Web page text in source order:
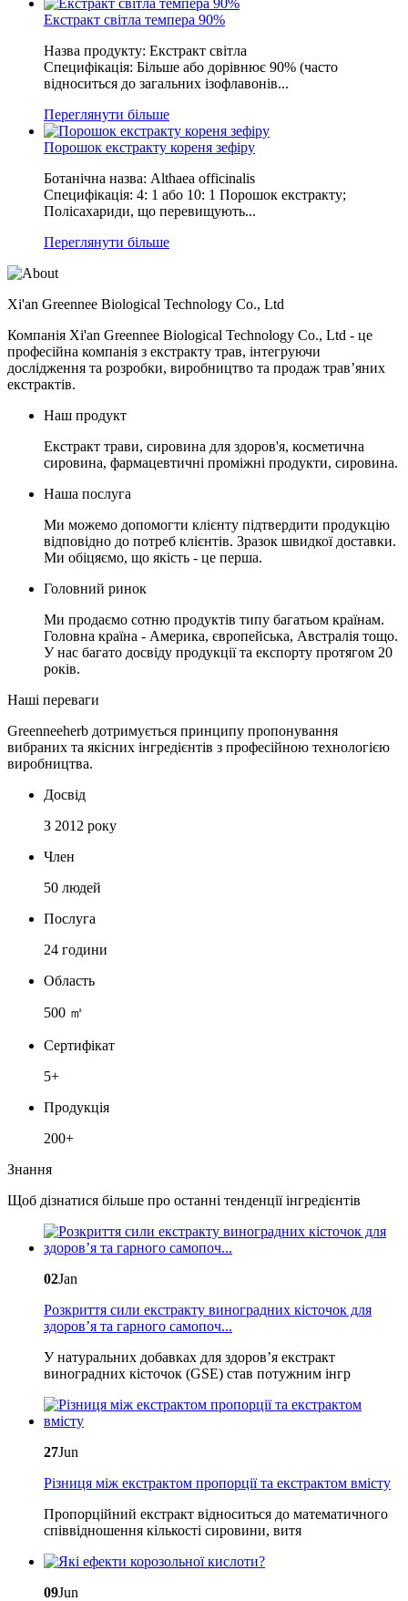
Екстракт світла темпера 90%
Назва продукту: Екстракт світла
Специфікація: Більше або дорівнює 90% (часто
відноситься до загальних ізофлавонів...
Переглянути більше
Порошок екстракту кореня зефіру
Ботанічна назва: Althaea officinalis
Специфікація: 4: 1 або 10: 1 Порошок екстракту;
Полісахариди, що перевищують...
Переглянути більше
Xi'an Greennee Biological Technology Co., Ltd
Компанія Xi'an Greennee Biological Technology Co., Ltd - це
професійна компанія з екстракту трав, інтегруючи
дослідження та розробки, виробництво та продаж трав’яних
екстрактів.
Наш продукт
Екстракт трави, сировина для здоров'я, косметична
сировина, фармацевтичні проміжні продукти, сировина.
Наша послуга
Ми можемо допомогти клієнту підтвердити продукцію
відповідно до потреб клієнтів. Зразок швидкої доставки.
Ми обіцяємо, що якість - це перша.
Головний ринок
Ми продаємо сотню продуктів типу багатьом країнам.
Головна країна - Америка, європейська, Австралія тощо.
У нас багато досвіду продукції та експорту протягом 20
років.
Наші переваги
Greenneeherb дотримується принципу пропонування
вибраних та якісних інгредієнтів з професійною технологією
виробництва.
Досвід
З 2012 року
Член
50 людей
Послуга
24 години
Область
500 ㎡
Сертифікат
5+
Продукція
200+
Знання
Щоб дізнатися більше про останні тенденції інгредієнтів
02Jan
Розкриття сили екстракту виноградних кісточок для
здоров’я та гарного самопоч...
У натуральних добавках для здоров’я екстракт
виноградних кісточок (GSE) став потужним інгр
27Jun
Різниця між екстрактом пропорції та екстрактом вмісту
Пропорційний екстракт відноситься до математичного
співвідношення кількості сировини, витя
09Jun